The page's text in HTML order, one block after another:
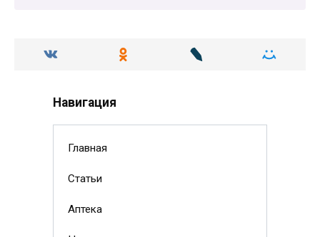
Навигация
Главная
Статьи
Аптека